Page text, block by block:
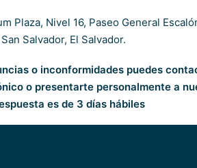
Plaza, Nivel 16, Paseo General
Salvador, El Salvador.
o inconformidades puedes
o presentarte personalmente a
es de 3 días hábiles